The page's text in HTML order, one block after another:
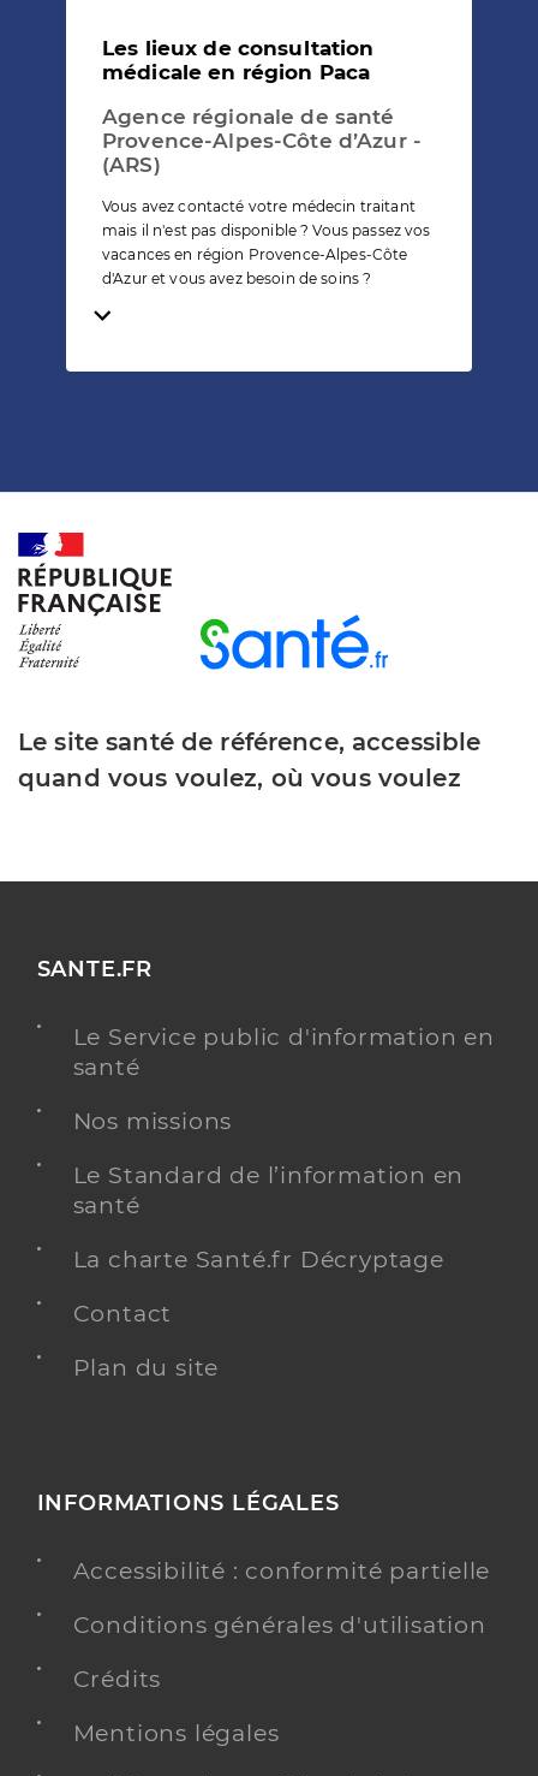
Les lieux de consultation
médicale en région Paca
Agence régionale de santé
Provence-Alpes-Côte d’Azur -
(ARS)
Vous avez contacté votre médecin traitant
mais il n'est pas disponible ? Vous passez vos
vacances en région Provence-Alpes-Côte
d'Azur et vous avez besoin de soins ?
Temps de lecture
Le site santé de référence, accessible
quand vous voulez, où vous voulez
SANTE.FR
Le Service public d'information en
santé
Nos missions
Le Standard de l’information en
santé
La charte Santé.fr Décryptage
Contact
Plan du site
INFORMATIONS LÉGALES
Accessibilité : conformité partielle
Conditions générales d'utilisation
Crédits
Mentions légales